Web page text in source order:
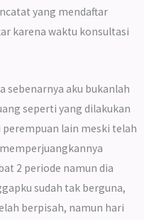
yang mendaftar
karena waktu konsultasi
sebenarnya aku bukanlah
seperti yang dilakukan
lain meski telah
2 periode namun dia
sudah tak berguna,
berpisah, namun hari